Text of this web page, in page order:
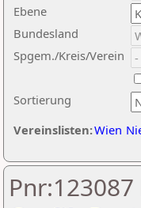
Ebene
Sortierung
Bundesland
Spgem./Kreis/Verein
Vereinslisten:Wien